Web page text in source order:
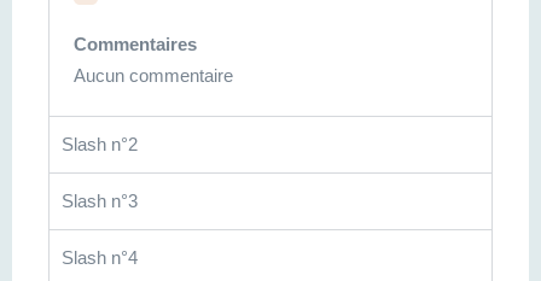
Commentaires
Aucun commentaire
Slash n°2
Slash n°3
Slash n°4